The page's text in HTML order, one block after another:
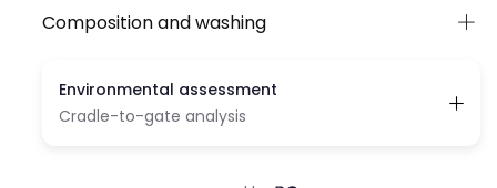
Composition and washing